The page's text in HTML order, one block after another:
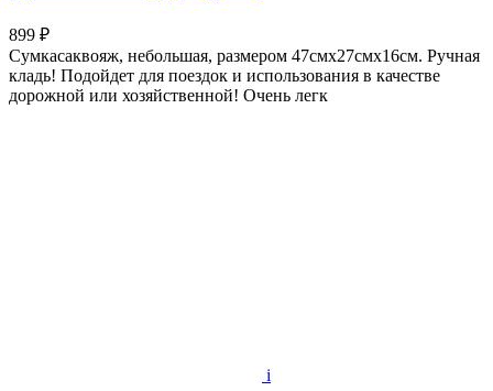
899 ₽
Сумкасаквояж, небольшая, размером 47смх27смх16см. Ручная
кладь! Подойдет для поездок и использования в качестве
дорожной или хозяйственной! Очень легк
i